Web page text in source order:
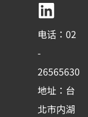
b
o
o
k
-
s
u
b
e
e
d
i
n
电话：02
-
26565630
地址：台
北市内湖